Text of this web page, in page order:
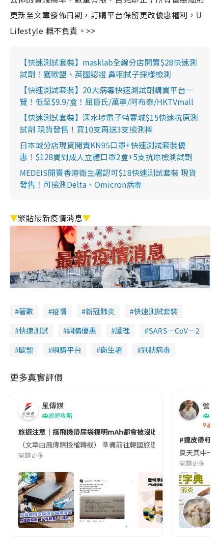
更新至文章發佈日期，訂購平台保留更改優惠權利，U
Lifestyle 概不負責。>>
【快速測試套裝】masklab全線分店開賣$28快速測
試劑！獲歐盟、英國認證 鼻咽拭子採樣檢測
【快速測試套裝】20大病毒快速測試劑購買平台一
覽！低至$9.9/盒！屈臣氏/萬寧/阿布泰/HKTVmall
【快速測試套裝】深水埗電子特賣城$15快速抗原測
試劑 現貨發售！買10支再送3支檢測棒
日本城分店現貨開賣KN95口罩+快速測試套裝優
惠！$128買到成人立體口罩2盒+5支抗原檢測試劑
MEDEIS開賣香港衛生署認可$18快速測試套裝 現貨
發售！可檢測Delta、Omicron病毒
▼緊貼最新疫情消息▼
著數 疫情 新冠肺炎
快速測試套裝
快速測試
網購優惠 護理
SARS－CoV－2
歐盟
網購平台 衞生署 冠狀病毒
更多真實評價
風傳媒
旅遊攻略
旅遊注意｜搭飛機帶尿袋標明mAh都會被沒收😱出發前切記檢查
（文章由風傳媒授權轉載） 準備前往韓國旅遊的民眾，近期要
閱讀更多
營養
香港
#連皮帶籽
夏天其中一
閱讀更多